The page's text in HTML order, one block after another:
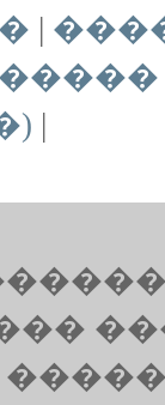
|
|